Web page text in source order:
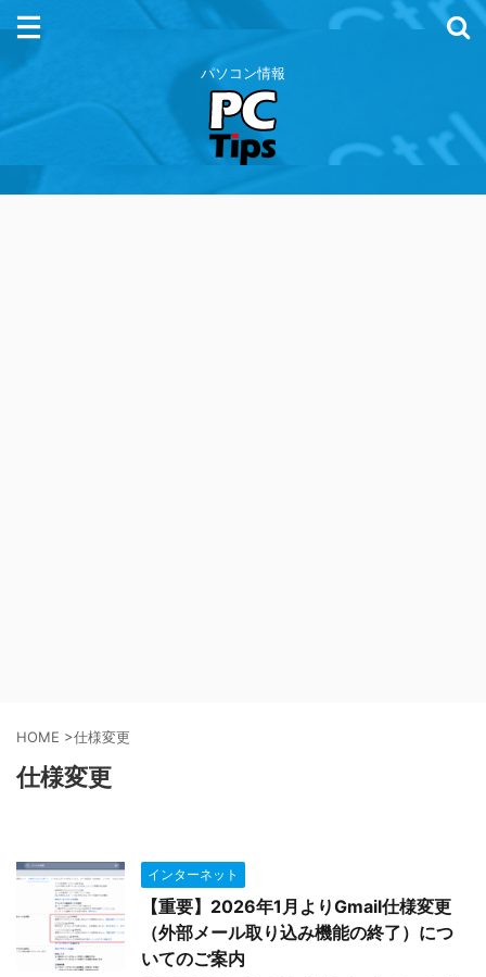
パソコン情報
HOME >仕様変更
仕様変更
インターネット
【重要】2026年1月よりGmail仕様変更
（外部メール取り込み機能の終了）につ
いてのご案内